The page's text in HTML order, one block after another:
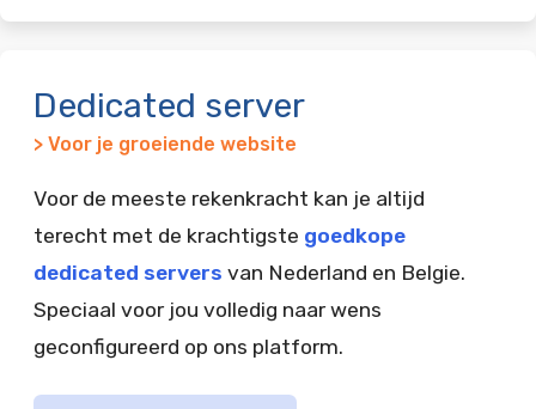
Dedicated server
> Voor je groeiende website
Voor de meeste rekenkracht kan je altijd
terecht met de krachtigste goedkope
dedicated servers van Nederland en Belgie.
Speciaal voor jou volledig naar wens
geconfigureerd op ons platform.